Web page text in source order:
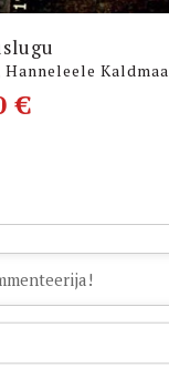
Kaldmaa
€